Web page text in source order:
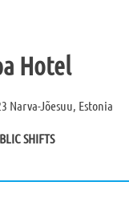
Hotel
Narva-Jõesuu, Estonia
SHIFTS